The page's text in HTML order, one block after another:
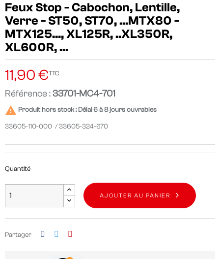
Feux Stop - Cabochon, Lentille,
Verre - ST50, ST70, ...MTX80 -
MTX125..., XL125R, ..XL350R,
XL600R, ...
11,90 €TTC
Référence :33701-MC4-701
 Produit hors stock : Délai 6 à 8 jours ouvrables
33605-110-000 / 33605-324-670
Quantité
AJOUTER AU PANIER
Partager